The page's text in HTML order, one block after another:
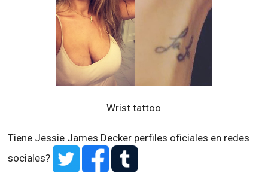
Wrist tattoo
Tiene Jessie James Decker perfiles oficiales en redes
sociales?